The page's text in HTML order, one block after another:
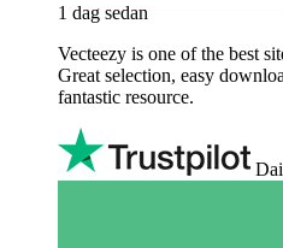
1 dag sedan
Vecteezy is one of the best
Great selection, easy
fantastic resource.